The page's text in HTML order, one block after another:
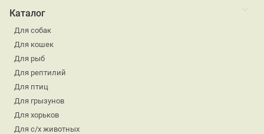
Каталог
Для собак
Для кошек
Для рыб
Для рептилий
Для птиц
Для грызунов
Для хорьков
Для с/х животных